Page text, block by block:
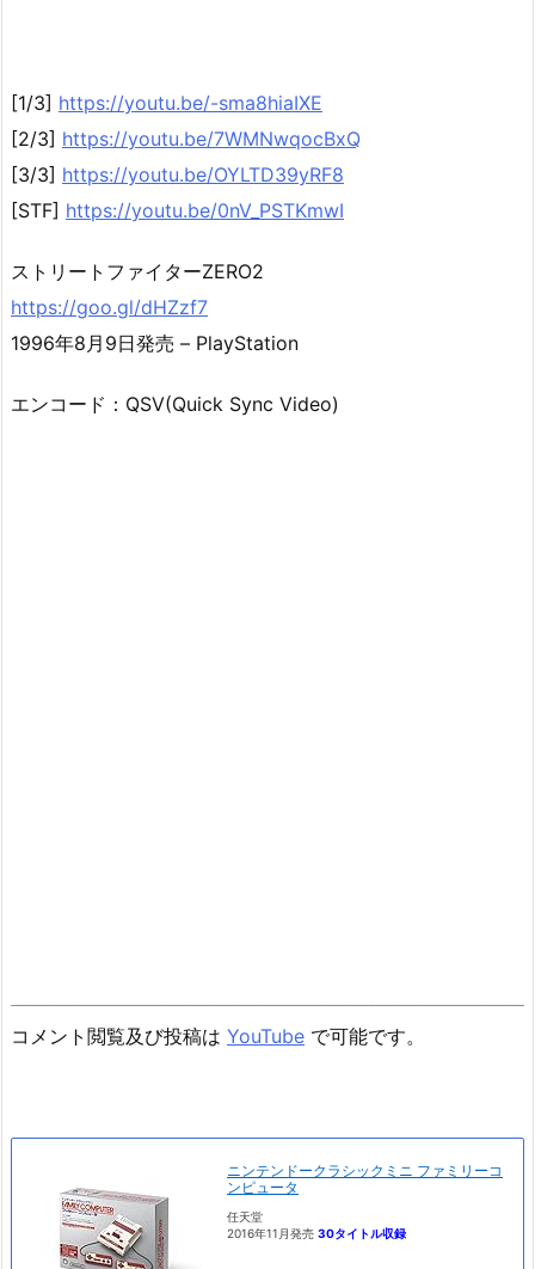
[1/3] https://youtu.be/-sma8hiaIXE
[2/3] https://youtu.be/7WMNwqocBxQ
[3/3] https://youtu.be/OYLTD39yRF8
[STF] https://youtu.be/0nV_PSTKmwI
ストリートファイターZERO2
https://goo.gl/dHZzf7
1996年8月9日発売 – PlayStation
エンコード：QSV(Quick Sync Video)
コメント閲覧及び投稿は YouTube で可能です。
ニンテンドークラシックミニ ファミリーコ
ンピュータ
任天堂
2016年11月発売 30タイトル収録